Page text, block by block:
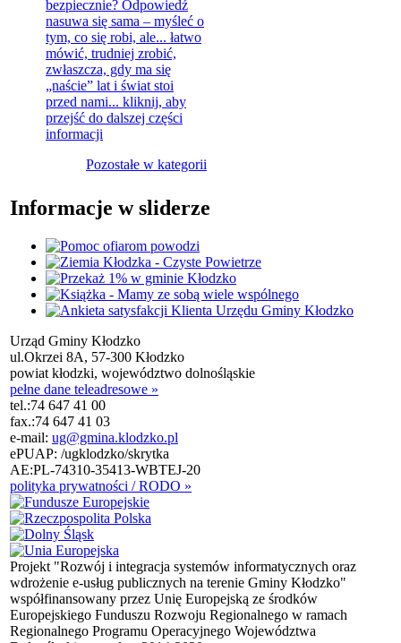
bezpiecznie? Odpowiedź
nasuwa się sama – myśleć o
tym, co się robi, ale... łatwo
mówić, trudniej zrobić,
zwłaszcza, gdy ma się
„naście” lat i świat stoi
przed nami... kliknij, aby
przejść do dalszej części
informacji
Pozostałe w kategorii
Informacje w sliderze
Urząd Gminy Kłodzko
ul.Okrzei 8A, 57-300 Kłodzko
powiat kłodzki, województwo dolnośląskie
pełne dane teleadresowe »
tel.:74 647 41 00
fax.:74 647 41 03
e-mail: ug@gmina.klodzko.pl
ePUAP: /ugklodzko/skrytka
AE:PL-74310-35413-WBTEJ-20
polityka prywatności / RODO »
Projekt "Rozwój i integracja systemów informatycznych oraz
wdrożenie e-usług publicznych na terenie Gminy Kłodzko"
współfinansowany przez Unię Europejską ze środków
Europejskiego Funduszu Rozwoju Regionalnego w ramach
Regionalnego Programu Operacyjnego Województwa